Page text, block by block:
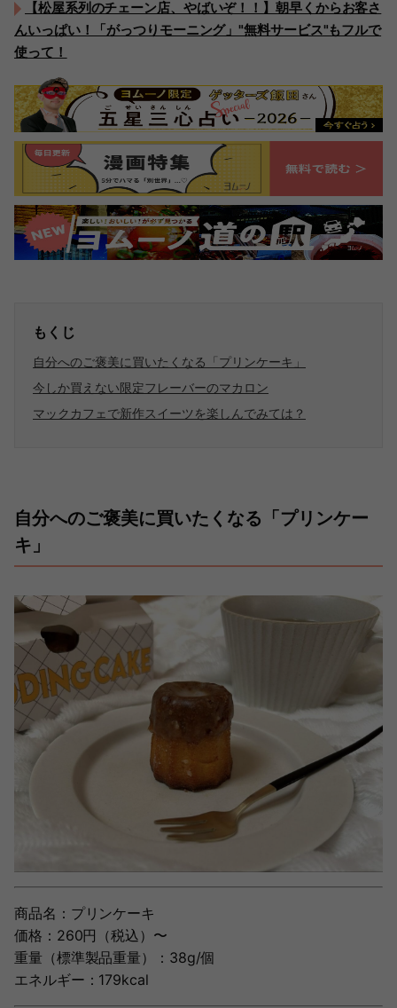
【松屋系列のチェーン店、やばいぞ！！】朝早くからお客さ
んいっぱい！「がっつりモーニング」"無料サービス"もフルで
使って！
もくじ
自分へのご褒美に買いたくなる「プリンケーキ」
今しか買えない限定フレーバーのマカロン
マックカフェで新作スイーツを楽しんでみては？
自分へのご褒美に買いたくなる「プリンケー
キ」
商品名：プリンケーキ
価格：260円（税込）〜
重量（標準製品重量）：38g/個
エネルギー：179kcal